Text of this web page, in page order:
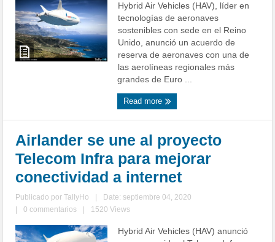
Hybrid Air Vehicles (HAV), líder en
tecnologías de aeronaves
sostenibles con sede en el Reino
Unido, anunció un acuerdo de
reserva de aeronaves con una de
las aerolíneas regionales más
grandes de Euro ...
Read more
Airlander se une al proyecto
Telecom Infra para mejorar
conectividad a internet
Publicado porTallyHo
Date: septiembre 04, 2020
0 commentarios 1520 Views
Hybrid Air Vehicles (HAV) anunció